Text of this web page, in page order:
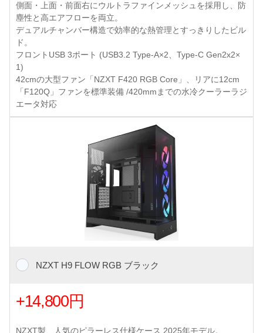
側面・上面・前面右にウルトラファインメッシュを採用し、防
塵性と高エアフローを両立。
デュアルチャンバー構造で効率的な熱管理とすっきりしたビル
ド。
フロントUSB 3ポート (USB3.2 Type-A×2、Type-C Gen2x2×
1)
42cmの大型ファン「NZXT F420 RGB Core」、リアに12cm
「F120Q」ファンを標準装備 /420mmまでの水冷クーラーラジ
エータ対応
NZXT H9 FLOW RGB ブラック
+14,800円
NZXT製、人気のピラーレス仕様ケース 2025年モデル。